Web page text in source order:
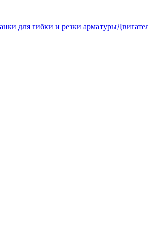
для гибки и резки арматуры